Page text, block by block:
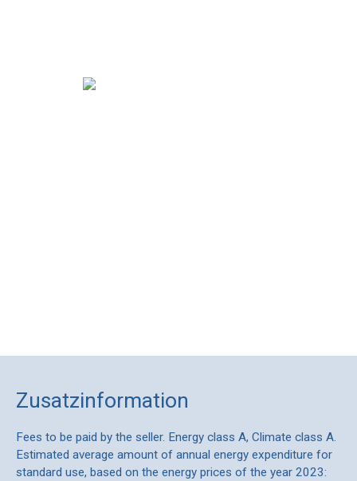
Zusatzinformation
Fees to be paid by the seller. Energy class A, Climate class A.
Estimated average amount of annual energy expenditure for
standard use, based on the energy prices of the year 2023: